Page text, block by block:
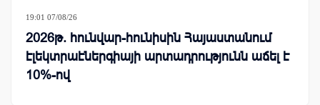
19:01 07/08/26
2026թ. հունվար-հունիսին Հայաստանում
էլեկտրաէներգիայի արտադրությունն աճել է
10%-ով